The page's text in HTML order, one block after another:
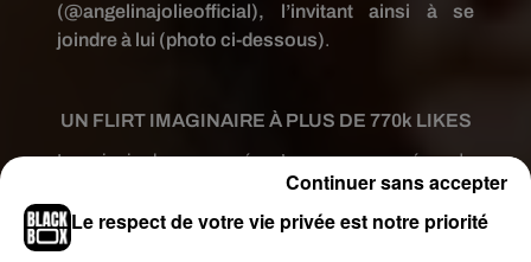
(@angelinajolieofficial), l’invitant ainsi à se
joindre à lui (photo ci-dessous).
UN FLIRT IMAGINAIRE À PLUS DE 770k LIKES
La principale concernée n’a pas encore répondu
aux avances de Drake. Et pour cause, les médias
américains ont précisé que ce compte « Angelina
Jolie Officiel » affichant plus de 8 millions
Le respect de votre vie privée est notre priorité
Continuer sans accepter